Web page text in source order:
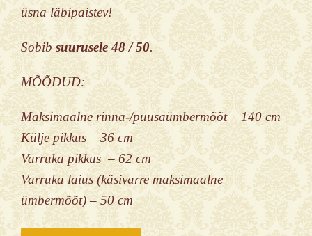
üsna läbipaistev!
Sobibsuurusele 48 / 50.
MÕÕDUD:
Maksimaalne rinna-/puusaümbermõõt – 140 cm
Külje pikkus – 36 cm
Varruka pikkus – 62 cm
Varruka laius (käsivarre maksimaalne
ümbermõõt) – 50 cm